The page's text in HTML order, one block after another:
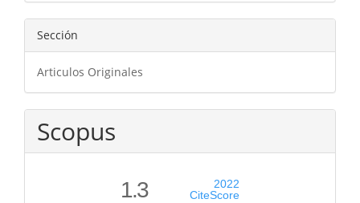
Sección
Articulos Originales
Scopus
1.3
2022
CiteScore